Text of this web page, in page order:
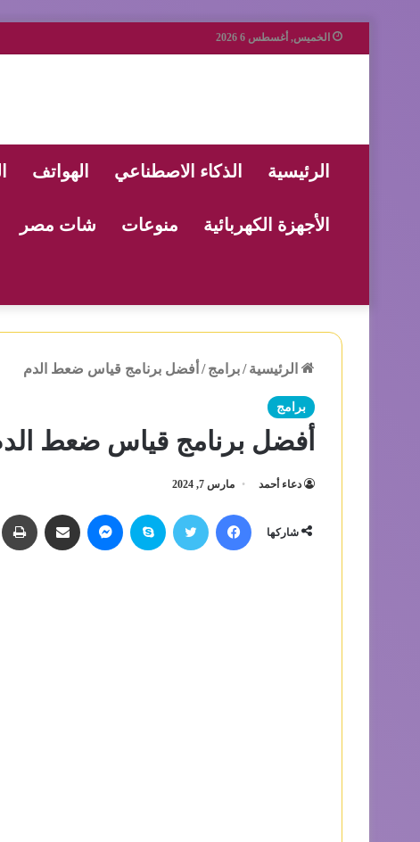
الخميس, أغسطس 6 2026
الرئيسية الذكاء الاصطناعي الهواتف
الأجهزة الكهربائية منوعات شات مصر
الرئيسية /برامج / أفضل برنامج قياس ضعط الدم
برامج
أفضل برنامج قياس ضعط
دعاء أحمد مارس 7, 2024
شاركها
فيسبوك تويتر سكايب ماسنجر مشاركة عبر البريد